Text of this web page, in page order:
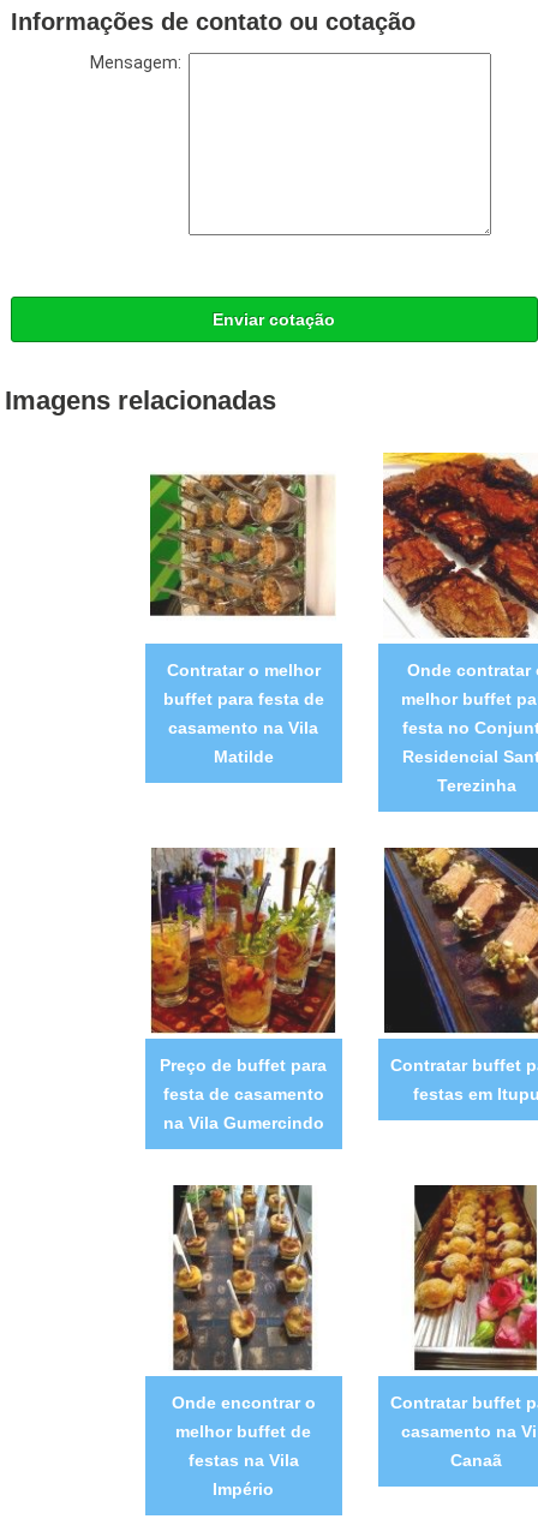
Informações de contato ou cotação
Mensagem:
Enviar cotação
Imagens relacionadas
Contratar o melhor
buffet para festa de
casamento na Vila
Matilde
Onde contratar
melhor buffet
festa no
Residencial
Terezinha
Preço de buffet para
festa de casamento
na Vila Gumercindo
Contratar buffet
festas em
Onde encontrar o
melhor buffet de
festas na Vila
Império
Contratar buffet
casamento na
Canaã